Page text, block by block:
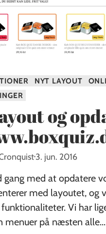
NYT LAYOUT
og
3. jun. 2016
gang med at opdatere
med layoutet, og
Vi har
menuer på næsten alle...